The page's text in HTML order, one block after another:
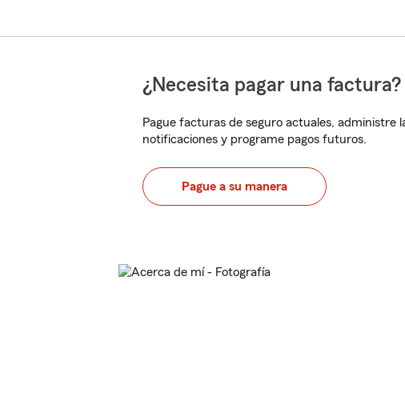
¿Necesita pagar una factura?
Pague facturas de seguro actuales, administre
notificaciones y programe pagos futuros.
Pague a su manera